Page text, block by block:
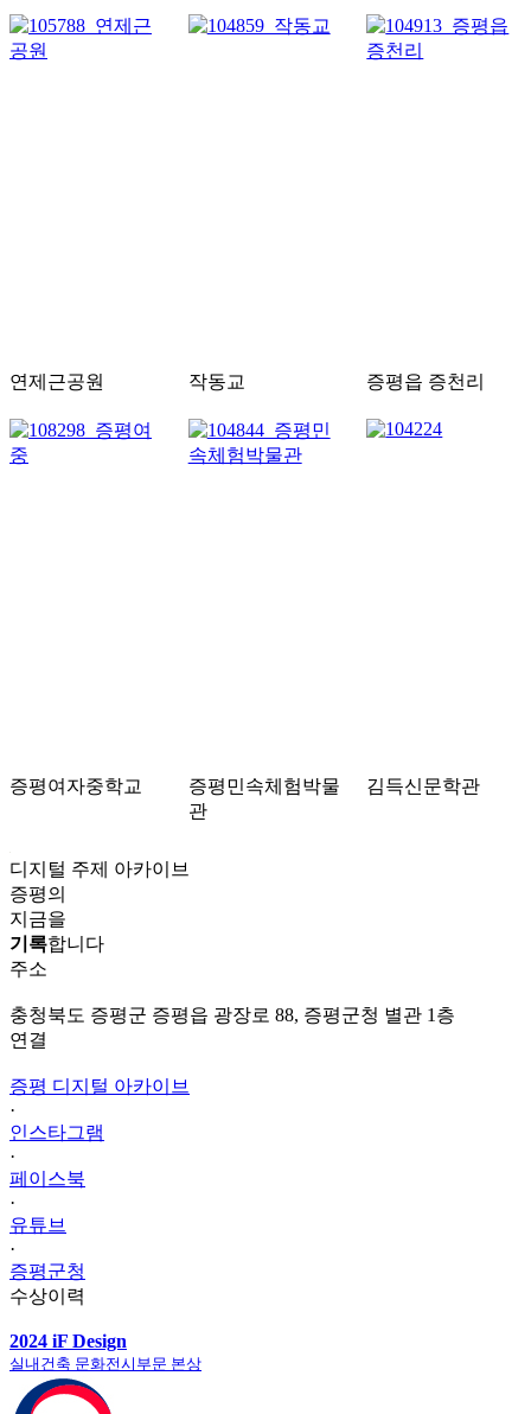
연제근공원 작동교 증평읍 증천리
증평여자중학교
증평민속체험박물
관
김득신문학관
디지털 주제 아카이브
증평의
지금을
기록합니다
주소
충청북도 증평군 증평읍 광장로 88, 증평군청 별관 1층
연결
증평 디지털 아카이브
·
인스타그램
·
페이스북
·
유튜브
·
증평군청
수상이력
2024 iF Design
실내건축 문화전시부문 본상